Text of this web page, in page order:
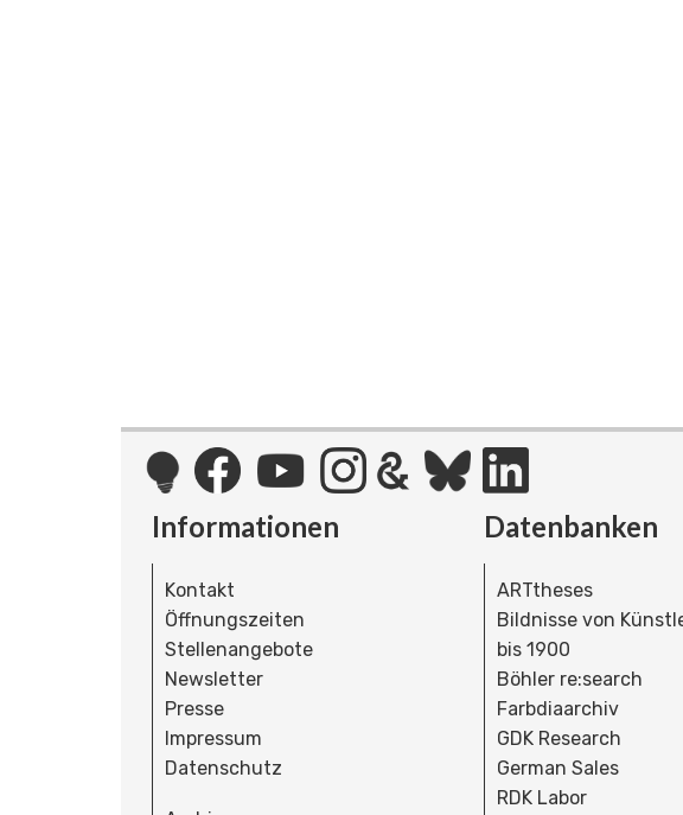
Informationen
Kontakt
Öffnungszeiten
Stellenangebote
Newsletter
Presse
Impressum
Datenschutz
Datenbanken
ARTtheses
Bildnisse von
bis 1900
Böhler re:search
Farbdiaarchiv
GDK Research
German Sales
RDK Labor